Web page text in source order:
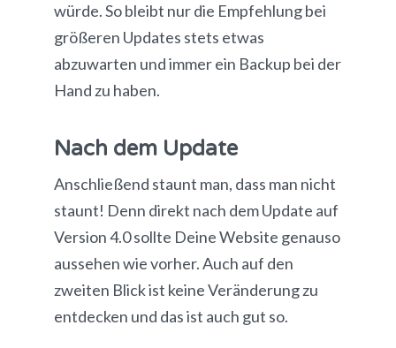
würde. So bleibt nur die Empfehlung bei
größeren Updates stets etwas
abzuwarten und immer ein Backup bei der
Hand zu haben.
Nach dem Update
Anschließend staunt man, dass man nicht
staunt! Denn direkt nach dem Update auf
Version 4.0 sollte Deine Website genauso
aussehen wie vorher. Auch auf den
zweiten Blick ist keine Veränderung zu
entdecken und das ist auch gut so.